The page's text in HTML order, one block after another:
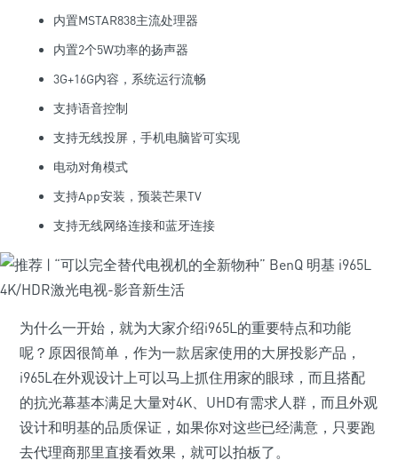
内置MSTAR838主流处理器
内置2个5W功率的扬声器
3G+16G内容，系统运行流畅
支持语音控制
支持无线投屏，手机电脑皆可实现
电动对角模式
支持App安装，预装芒果TV
支持无线网络连接和蓝牙连接
为什么一开始，就为大家介绍i965L的重要特点和功能
呢？原因很简单，作为一款居家使用的大屏投影产品，
i965L在外观设计上可以马上抓住用家的眼球，而且搭配
的抗光幕基本满足大量对4K、UHD有需求人群，而且外观
设计和明基的品质保证，如果你对这些已经满意，只要跑
去代理商那里直接看效果，就可以拍板了。